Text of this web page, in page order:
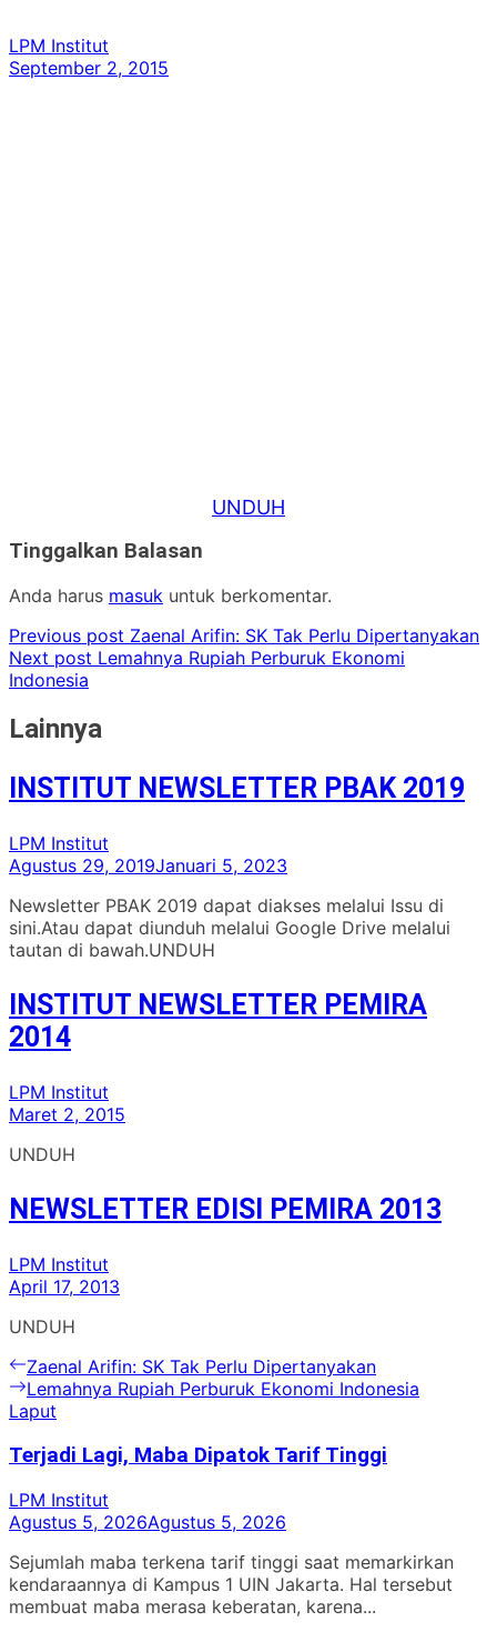
LPM Institut
September 2, 2015
UNDUH
Tinggalkan Balasan
Anda harus masuk untuk berkomentar.
Previous post Zaenal Arifin: SK Tak Perlu Dipertanyakan
Next post Lemahnya Rupiah Perburuk Ekonomi
Indonesia
Lainnya
INSTITUT NEWSLETTER PBAK 2019
LPM Institut
Agustus 29, 2019Januari 5, 2023
Newsletter PBAK 2019 dapat diakses melalui Issu di
sini.Atau dapat diunduh melalui Google Drive melalui
tautan di bawah.UNDUH
INSTITUT NEWSLETTER PEMIRA
2014
LPM Institut
Maret 2, 2015
UNDUH
NEWSLETTER EDISI PEMIRA 2013
LPM Institut
April 17, 2013
UNDUH
Navigasi
pos
Previous
post:
Zaenal Arifin: SK Tak Perlu Dipertanyakan
Next
post:
Lemahnya Rupiah Perburuk Ekonomi Indonesia
Laput
Terjadi Lagi, Maba Dipatok Tarif Tinggi
LPM Institut
Agustus 5, 2026Agustus 5, 2026
Sejumlah maba terkena tarif tinggi saat memarkirkan
kendaraannya di Kampus 1 UIN Jakarta. Hal tersebut
membuat maba merasa keberatan, karena...